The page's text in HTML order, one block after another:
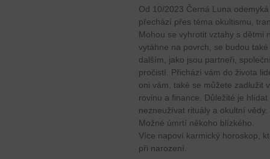
Od 10/2023 Černá Luna
přechází přes téma okultismu,
Mohou se vyhrotit vztahy s dětmi
vytáhne na povrch, se budou
dalším, jako jsou partneři,
pročistí. Přichází vám do života
oni vám, také se můžete zadlužit
rovinu a finance. Důležité je
nezneužívat rituály a okultní
Možné úmrtí někoho blízkého.
Více napoví karmický horoskop,
při narození.